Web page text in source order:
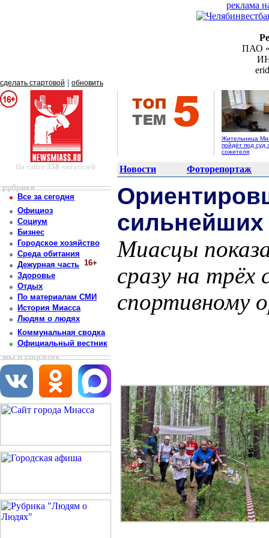
реклама
ПАО
сделать стартовой обновить
Жительница
пойдёт под суд
сожителя
На сайте 358 читателей Новости Фоторепортаж
рубрики
Все за сегодня
Официоз
Социум
Бизнес
Городское хозяйство
Среда обитания
Дежурная часть 16+
Здоровье
Отдых
По материалам СМИ
История Миасса
Людям о людях
Коммунальная сводка
Официальный вестник
мы в соцсетях
сильнейших
Миасцы
сразу на трёх
спортивному